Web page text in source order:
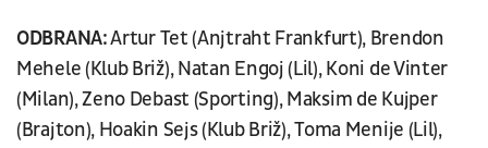
ODBRANA:Artur Tet (Anjtraht Frankfurt), Brendon
Mehele (Klub Briž), Natan Engoj (Lil), Koni de Vinter
(Milan), Zeno Debast (Sporting), Maksim de Kujper
(Brajton), Hoakin Sejs (Klub Briž), Toma Menije (Lil),